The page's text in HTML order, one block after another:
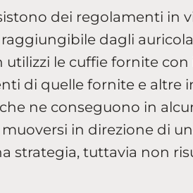
dei regolamenti in
dagli
utilizzi le cuffie fornite
di quelle fornite e altre
ne conseguono in
muoversi in direzione di
strategia, tuttavia non